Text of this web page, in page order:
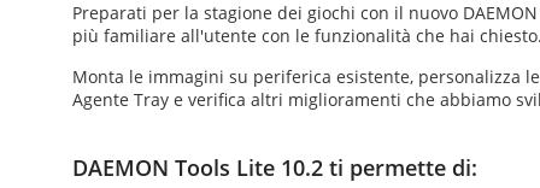
Preparati per la stagione dei giochi con il nuovo
più familiare all'utente con le funzionalità che hai
Monta le immagini su periferica esistente, personalizza
Agente Tray e verifica altri miglioramenti che abbiamo
DAEMON Tools Lite 10.2 ti permette di: